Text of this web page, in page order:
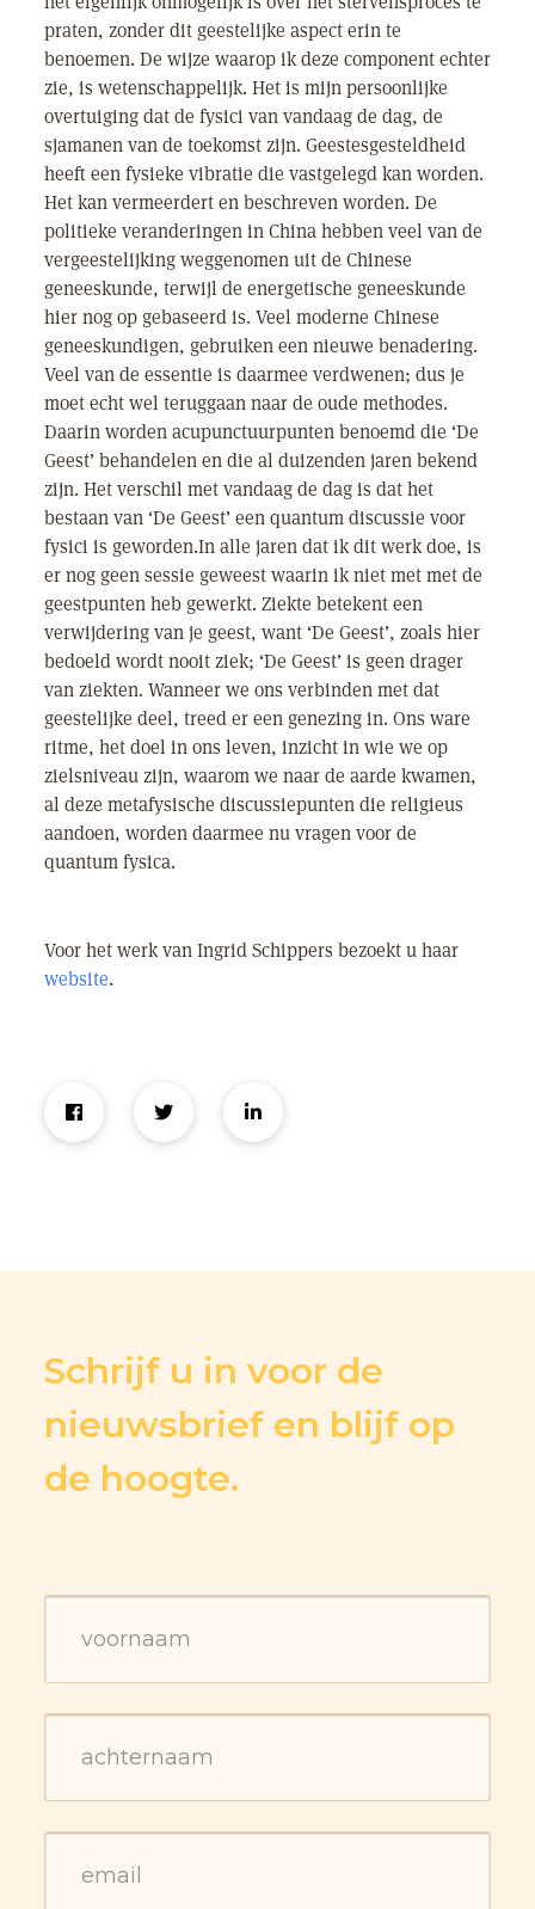
praten, zonder dit geestelijke aspect erin te
benoemen. De wijze waarop ik deze component echter
zie, is wetenschappelijk. Het is mijn persoonlijke
overtuiging dat de fysici van vandaag de dag, de
sjamanen van de toekomst zijn. Geestesgesteldheid
heeft een fysieke vibratie die vastgelegd kan worden.
Het kan vermeerdert en beschreven worden. De
politieke veranderingen in China hebben veel van de
vergeestelijking weggenomen uit de Chinese
geneeskunde, terwijl de energetische geneeskunde
hier nog op gebaseerd is. Veel moderne Chinese
geneeskundigen, gebruiken een nieuwe benadering.
Veel van de essentie is daarmee verdwenen; dus je
moet echt wel teruggaan naar de oude methodes.
Daarin worden acupunctuurpunten benoemd die ‘De
Geest’ behandelen en die al duizenden jaren bekend
zijn. Het verschil met vandaag de dag is dat het
bestaan van ‘De Geest’ een quantum discussie voor
fysici is geworden.In alle jaren dat ik dit werk doe, is
er nog geen sessie geweest waarin ik niet met met de
geestpunten heb gewerkt. Ziekte betekent een
verwijdering van je geest, want ‘De Geest’, zoals hier
bedoeld wordt nooit ziek; ‘De Geest’ is geen drager
van ziekten. Wanneer we ons verbinden met dat
geestelijke deel, treed er een genezing in. Ons ware
ritme, het doel in ons leven, inzicht in wie we op
zielsniveau zijn, waarom we naar de aarde kwamen,
al deze metafysische discussiepunten die religieus
aandoen, worden daarmee nu vragen voor de
quantum fysica.
Voor het werk van Ingrid Schippers bezoekt u haar
website.
Schrijf u in voor de
nieuwsbrief en blijf op
de hoogte.